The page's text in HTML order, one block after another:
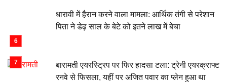
धारावी में हैरान करने वाला मामला: आर्थिक तंगी से परेशान
पिता ने डेढ़ साल के बेटे को इतने लाख में बेचा
बारामती एयरस्ट्रिप पर फिर हादसा टला: ट्रेनी एयरक्राफ्ट
रनवे से फिसला, यहीं पर अजित पवार का प्लेन हुआ था